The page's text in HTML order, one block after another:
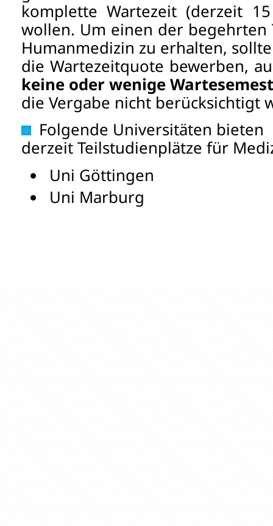
komplette Wartezeit (derzeit
wollen. Um einen der begehrten
Humanmedizin zu erhalten,
die Wartezeitquote bewerben,
keine oder wenige
die Vergabe nicht berücksichtigt
Folgende Universitäten bieten
derzeit Teilstudienplätze für
Uni Göttingen
Uni Marburg